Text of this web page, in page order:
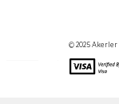
© 2025 Akerler